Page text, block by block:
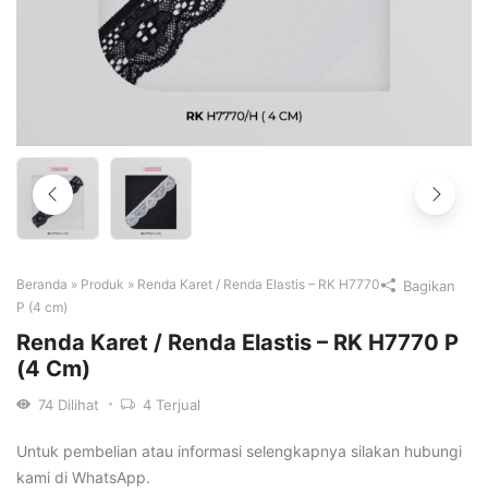
Beranda » Produk » Renda Karet / Renda Elastis – RK H7770
P (4 cm)
Renda Karet / Renda Elastis – RK H7770 P
(4 Cm)
74 Dilihat 4 Terjual
Untuk pembelian atau informasi selengkapnya silakan hubungi
kami di WhatsApp.
Bagikan